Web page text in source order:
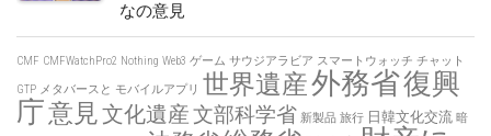
なの意見
CMF CMFWatchPro2 Nothing Web3 ゲーム サウジアラビア スマートウォッチ チャット
GTP メタバースと モバイルアプリ 世界遺産外務省復興
庁意見文化遺産文部科学省 新製品 旅行 日韓文化交流 暗